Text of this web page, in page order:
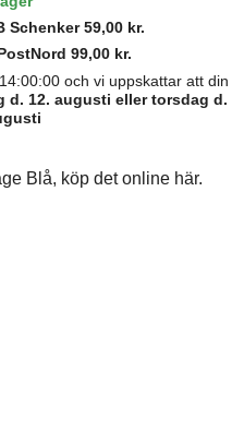
Schenker 59,00 kr.
99,00 kr.
och vi uppskattar att din
d. 12. augusti eller torsdag d.
Blå, köp det online här.